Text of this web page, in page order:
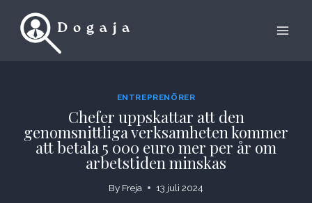
ENTREPRENÖRER
Chefer uppskattar att den
genomsnittliga verksamheten kommer
att betala 5 000 euro mer per år om
arbetstiden minskas
By Freja 13 juli 2024